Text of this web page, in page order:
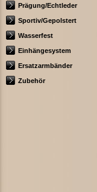
Prägung/Echtleder
Sportiv/Gepolstert
Wasserfest
Einhängesystem
Ersatzarmbänder
Zubehör